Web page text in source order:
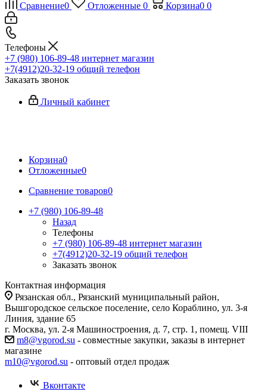
Сравнение0 Отложенные 0 Корзина0 0
Телефоны
+7 (980) 106-89-48 интернет магазин
+7(4912)20-32-19 общий телефон
Заказать звонок
Личный кабинет
Корзина0
Отложенные0
Сравнение товаров0
+7 (980) 106-89-48
Назад
Телефоны
+7 (980) 106-89-48 интернет магазин
+7(4912)20-32-19 общий телефон
Заказать звонок
Контактная информация
Рязанская обл., Рязанский муниципальный район,
Вышгородское сельское поселение, село Кораблино, ул. 3-я
Линия, здание 65
г. Москва, ул. 2-я Машиностроения, д. 7, стр. 1, помещ. VIII
m8@vgorod.su - совместные закупки, заказы в интернет
магазине
m10@vgorod.su - оптовый отдел продаж
Вконтакте